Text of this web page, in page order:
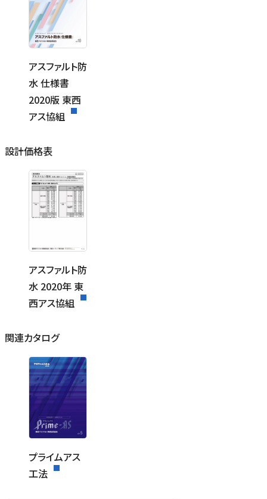
アスファルト防
水 仕様書
2020版 東西
アス協組
設計価格表
アスファルト防
水 2020年 東
西アス協組
関連カタログ
プライムアス
工法